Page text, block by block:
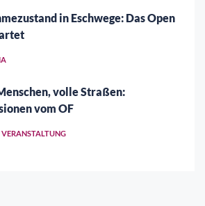
in Eschwege: Das Open
volle Straßen:
vom OF